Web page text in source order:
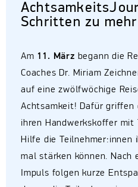
Schritten zu
Am 11. März begann die
Coaches Dr. Miriam
auf eine zwölfwöchige
Achtsamkeit! Dafür griffen
ihren Handwerkskoffer mit
Hilfe die Teilnehmer:innen
mal stärken können. Nach
Impuls folgen kurze